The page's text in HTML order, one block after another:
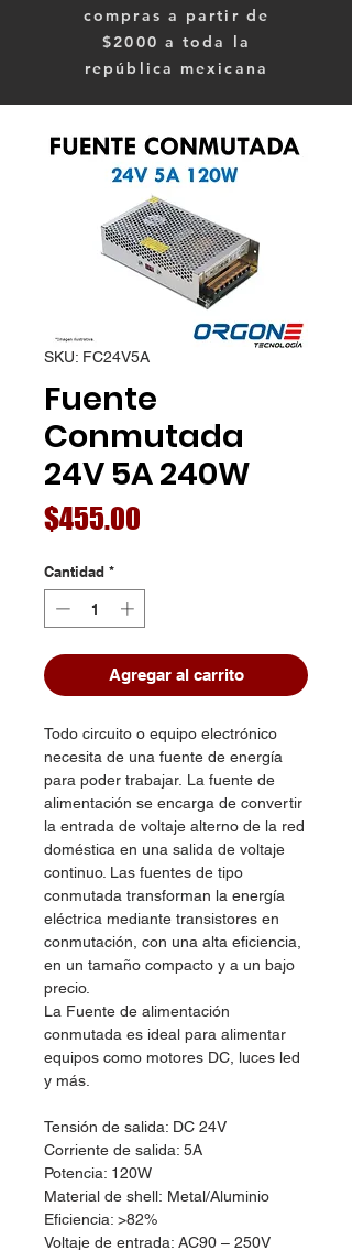
compras a partir de
$2000 a toda la
república mexicana
SKU: FC24V5A
Fuente
Conmutada
24V 5A 240W
$455.00
Cantidad *
Agregar al carrito
Todo circuito o equipo electrónico
necesita de una fuente de energía
para poder trabajar. La fuente de
alimentación se encarga de convertir
la entrada de voltaje alterno de la red
doméstica en una salida de voltaje
continuo. Las fuentes de tipo
conmutada transforman la energía
eléctrica mediante transistores en
conmutación, con una alta eficiencia,
en un tamaño compacto y a un bajo
precio.
La Fuente de alimentación
conmutada es ideal para alimentar
equipos como motores DC, luces led
y más.
Tensión de salida: DC 24V
Corriente de salida: 5A
Potencia: 120W
Material de shell: Metal/Aluminio
Eficiencia: >82%
Voltaje de entrada: AC90 – 250V